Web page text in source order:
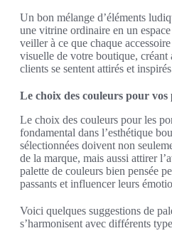
Un bon mélange d’éléments
une vitrine ordinaire en un
veiller à ce que chaque
visuelle de votre boutique, créant
clients se sentent attirés et
Le choix des couleurs pour
Le choix des couleurs pour les
fondamental dans l’esthétique
sélectionnées doivent non
de la marque, mais aussi attirer
palette de couleurs bien pensée
passants et influencer leurs
Voici quelques suggestions de
s’harmonisent avec différents